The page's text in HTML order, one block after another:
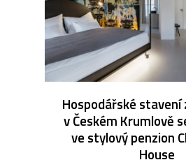
Hospodářské
v Českém Krumlově
ve stylový penzion
House